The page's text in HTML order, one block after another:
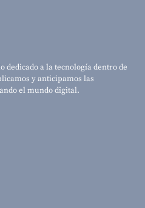
dedicado a la tecnología dentro de
y anticipamos las
el mundo digital.